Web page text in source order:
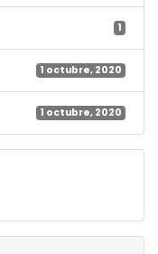
1
1 octubre, 2020
1 octubre, 2020